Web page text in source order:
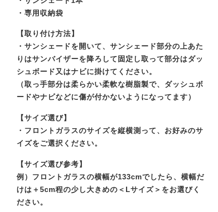
・専用収納袋
【取り付け方法】
・サンシェードを開いて、サンシェード部分の上あた
りはサンバイザーを降ろして固定し取って部分はダッ
シュボード又はナビに掛けてください。
（取っ手部分は柔らかい柔軟な樹脂製で、ダッシュボ
ードやナビなどに傷が付かないようになってます）
【サイズ選び】
・フロントガラスのサイズを縦横測って、お好みのサ
イズをご選択ください。
【サイズ選び参考】
例）フロントガラスの横幅が133cmでしたら、横幅だ
けは＋5cm程の少し大きめの＜Lサイズ＞をお選びく
ださい。